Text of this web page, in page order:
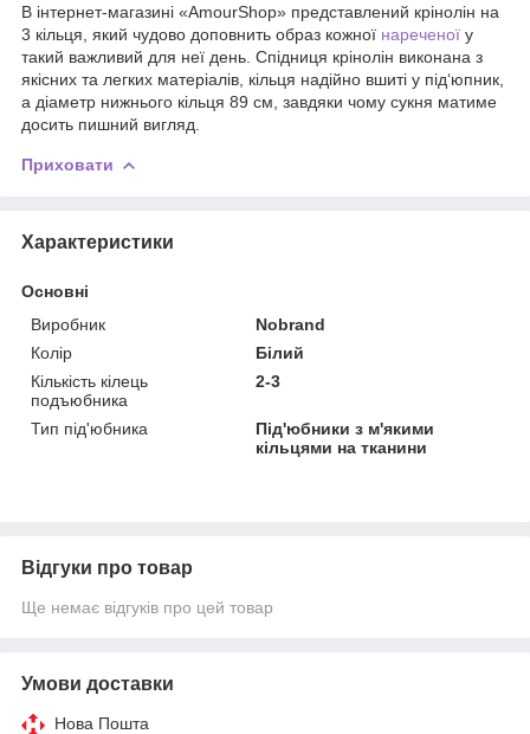
В інтернет-магазині «AmourShop» представлений крінолін на
3 кільця, який чудово доповнить образ кожної нареченої у
такий важливий для неї день. Спідниця крінолін виконана з
якісних та легких матеріалів, кільця надійно вшиті у під‘юпник,
а діаметр нижнього кільця 89 см, завдяки чому сукня матиме
досить пишний вигляд.
Приховати
Характеристики
Основні
Виробник
Nobrand
Колір
Білий
Кількість кілець
подъюбника
2-3
Тип під'юбника
Під'юбники з м'якими
кільцями на тканини
Відгуки про товар
Ще немає відгуків про цей товар
Умови доставки
Нова Пошта